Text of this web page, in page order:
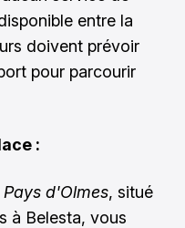
entre la
doivent prévoir
pour parcourir
:
d'Olmes, situé
à Belesta, vous